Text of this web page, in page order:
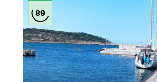
89